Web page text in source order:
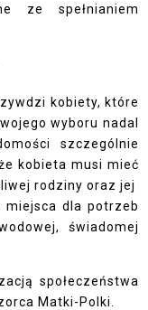
ze spełnianiem
kobiety, które
wyboru nadal
szczególnie
kobieta musi mieć
rodziny oraz jej
miejsca dla potrzeb
świadomej
społeczeństwa
Matki-Polki.